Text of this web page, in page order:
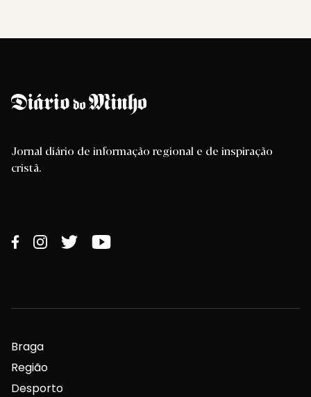
Jornal diário de informação regional e de inspiração
cristã.
Braga
Região
Desporto